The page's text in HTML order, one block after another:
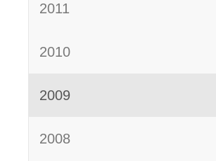
2011
2010
2009
2008